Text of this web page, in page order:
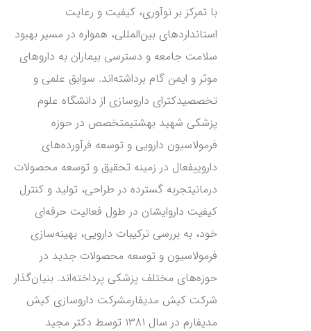
با تمرکز بر نوآوری، کیفیت و رعایت
استانداردهای بین‌المللی، همواره در مسیر بهبود
سلامت جامعه و دسترسی بیماران به داروهای
موثر و ایمن گام برداشته‌اند. سوابق علمی و
تخصصیدکترای داروسازی از دانشگاه علوم
پزشکی شهید بهشتیمتخصص در حوزه
فرمولاسیون دارویی و توسعه فرآورده‌های
داروییفعال در زمینه تحقیق و توسعه محصولات
درمانیتجربه گسترده در طراحی، تولید و کنترل
کیفیت داروایشان در طول فعالیت حرفه‌ای
خود، به بررسی ترکیبات دارویی، بهینه‌سازی
فرمولاسیون و توسعه محصولات جدید در
حوزه‌های مختلف پزشکی پرداخته‌اند. بنیان‌گذار
شرکت کیش مدیفارمشرکت داروسازی کیش
مدیفارم در سال ۱۳۸۱ توسط دکتر مجید